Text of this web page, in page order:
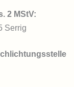
2 MStV:
Serrig